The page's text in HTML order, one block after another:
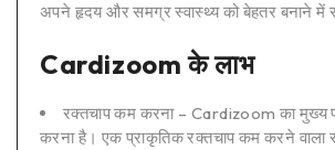
अपने हृदय और समग्र स्वास्थ्य को बेहतर बनाने में
Cardizoom के लाभ
रक्तचाप कम करना – Cardizoom का मुख्य
करना है। एक प्राकृतिक रक्तचाप कम करने वाला